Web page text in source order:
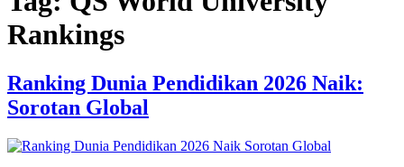
Rankings
Ranking Dunia Pendidikan 2026 Naik:
Sorotan Global